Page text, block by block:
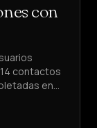
con
contactos
en